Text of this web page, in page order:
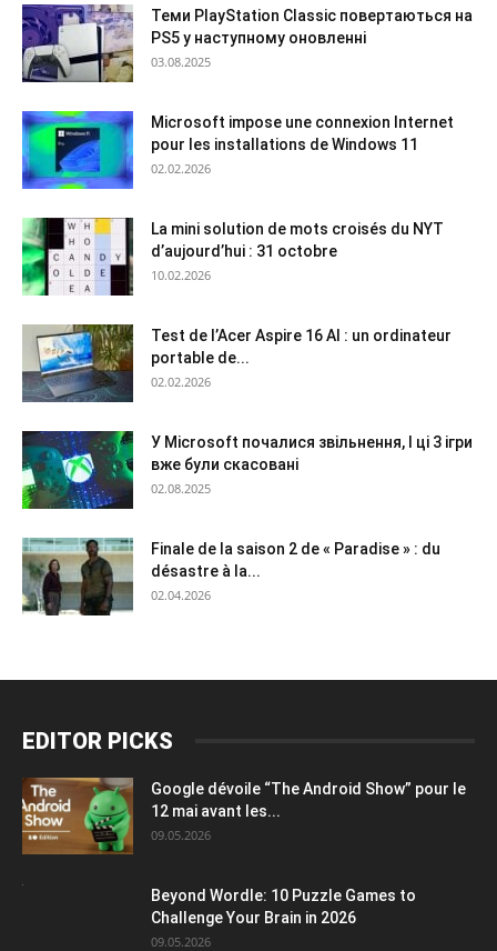
Теми PlayStation Classic повертаються на
PS5 у наступному оновленні
03.08.2025
Microsoft impose une connexion Internet
pour les installations de Windows 11
02.02.2026
La mini solution de mots croisés du NYT
d’aujourd’hui : 31 octobre
10.02.2026
Test de l’Acer Aspire 16 AI : un ordinateur
portable de...
02.02.2026
У Microsoft почалися звільнення, І ці 3 ігри
вже були скасовані
02.08.2025
Finale de la saison 2 de « Paradise » : du
désastre à la...
02.04.2026
EDITOR PICKS
Google dévoile “The Android Show” pour le
12 mai avant les...
09.05.2026
Beyond Wordle: 10 Puzzle Games to
Challenge Your Brain in 2026
09.05.2026